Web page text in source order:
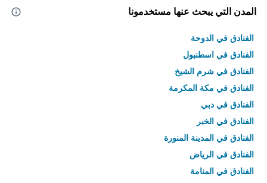
المدن التي يبحث عنها مستخدمونا
الفنادق في الدوحة
الفنادق في اسطنبول
الفنادق في شرم الشيخ
الفنادق في مكة المكرمة
الفنادق في دبي
الفنادق في الخبر
الفنادق في المدينة المنورة
الفنادق في الرياض
الفنادق في المنامة